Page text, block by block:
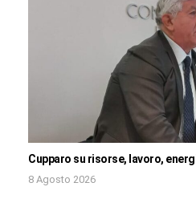
Cupparo su risorse, lavoro,
8 Agosto 2026